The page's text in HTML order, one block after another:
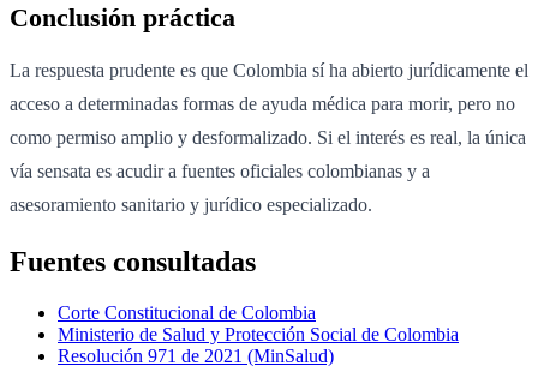
Conclusión práctica
La respuesta prudente es que Colombia sí ha abierto jurídicamente el
acceso a determinadas formas de ayuda médica para morir, pero no
como permiso amplio y desformalizado. Si el interés es real, la única
vía sensata es acudir a fuentes oficiales colombianas y a
asesoramiento sanitario y jurídico especializado.
Fuentes consultadas
Corte Constitucional de Colombia
Ministerio de Salud y Protección Social de Colombia
Resolución 971 de 2021 (MinSalud)